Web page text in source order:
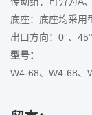
底座：底座均采用
出口方向：0°、
型号：
W4-68、W4-68、